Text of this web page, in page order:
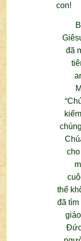
con!
đã
thể
đã tìm